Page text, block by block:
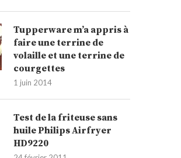
Tupperware m’a appris à
faire une terrine de
volaille et une terrine de
courgettes
1 juin 2014
Test de la friteuse sans
huile Philips Airfryer
HD9220